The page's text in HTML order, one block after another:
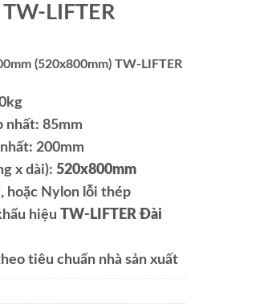
LIFTER
(520x800mm) TW-LIFTER
nhất: 85mm
200mm
x dài): 520x800mm
hoặc Nylon lỗi thép
hiệu TW-LIFTER Đài
tiêu chuẩn nhà sản xuất